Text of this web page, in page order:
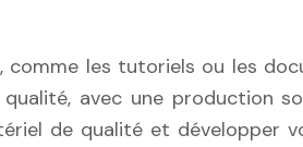
les tutoriels ou les
avec une production
de qualité et